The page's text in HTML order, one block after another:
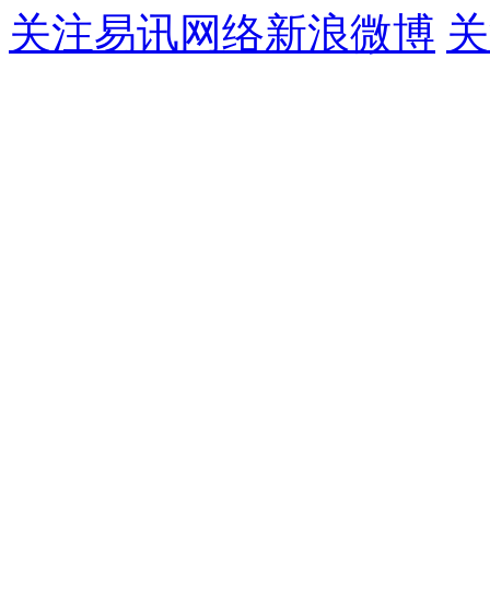
关注易讯网络新浪微博